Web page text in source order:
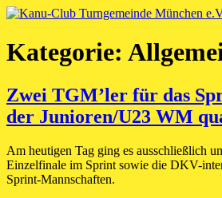
Kategorie:
Zwei TGM’ler für das
der Junioren/U23 WM
Am heutigen Tag ging es ausschließlich
Einzelfinale im Sprint sowie die DKV-
Sprint-Mannschaften.